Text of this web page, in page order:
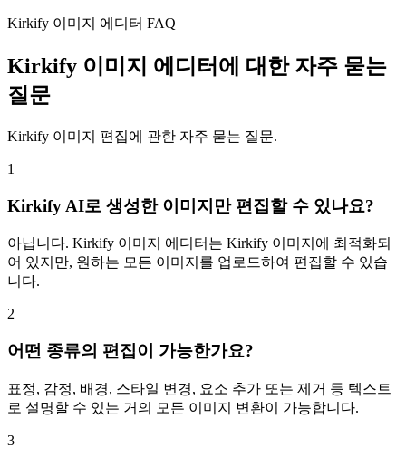
Kirkify 이미지 에디터 FAQ
Kirkify 이미지 에디터에 대한 자주 묻는
질문
Kirkify 이미지 편집에 관한 자주 묻는 질문.
1
Kirkify AI로 생성한 이미지만 편집할 수 있나요?
아닙니다. Kirkify 이미지 에디터는 Kirkify 이미지에 최적화되
어 있지만, 원하는 모든 이미지를 업로드하여 편집할 수 있습
니다.
2
어떤 종류의 편집이 가능한가요?
표정, 감정, 배경, 스타일 변경, 요소 추가 또는 제거 등 텍스트
로 설명할 수 있는 거의 모든 이미지 변환이 가능합니다.
3